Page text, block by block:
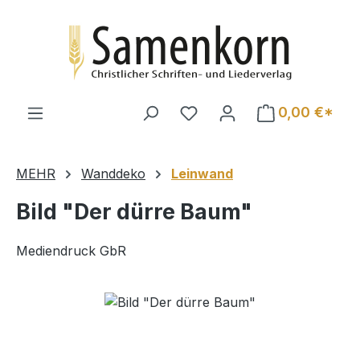
0,00 €*
MEHR Wanddeko Leinwand
Bild "Der dürre Baum"
Mediendruck GbR
Bildergalerie überspringen